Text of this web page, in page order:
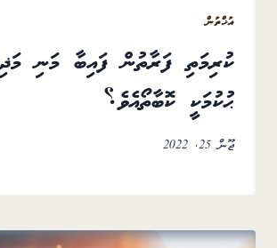
އުޚްތުން
ކުރިމަތި ފަރާތުން ފައިބާ މަނި
ޙުކުމަކީ ކޮބާތޯއެވެ؟
ޖޫން 25, 2022